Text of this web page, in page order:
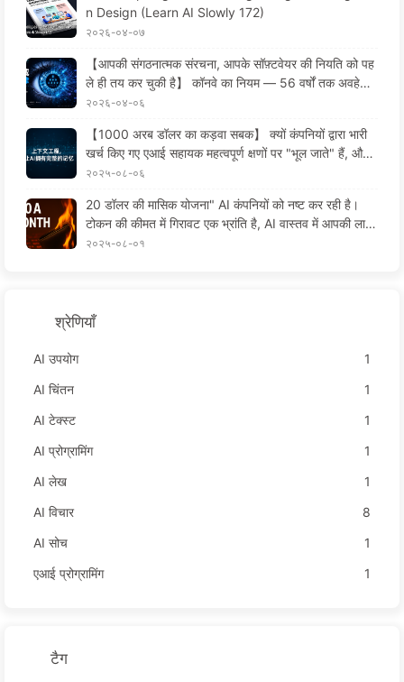
n Design (Learn AI Slowly 172)
२०२६-०४-०७
【आपकी संगठनात्मक संरचना, आपके सॉफ़्टवेयर की नियति को पह
ले ही तय कर चुकी है】 कॉनवे का नियम — 56 वर्षों तक अवहेलित
रही प्रबंधन की कानूनी वास्तविकता AI युग में सॉफ़्टवेयर इंजीनिय
२०२६-०४-०६
【1000 अरब डॉलर का कड़वा सबक】 क्यों कंपनियों द्वारा भारी
खर्च किए गए एआई सहायक महत्वपूर्ण क्षणों पर "भूल जाते" हैं, और इ
सके बावजूद प्रतिस्पर्धियों ने 90% प्रदर्शन में सुधार किया?——
२०२५-०८-०६
20 डॉलर की मासिक योजना" AI कंपनियों को नष्ट कर रही है।
टोकन की कीमत में गिरावट एक भ्रांति है, AI वास्तव में आपकी लाल
च के कारण महंगा है——धीरे-धीरे AI सीखें164
२०२५-०८-०१
श्रेणियाँ
AI उपयोग
1
AI चिंतन
1
AI टेक्स्ट
1
AI प्रोग्रामिंग
1
AI लेख
1
AI विचार
8
AI सोच
1
एआई प्रोग्रामिंग
1
टैग